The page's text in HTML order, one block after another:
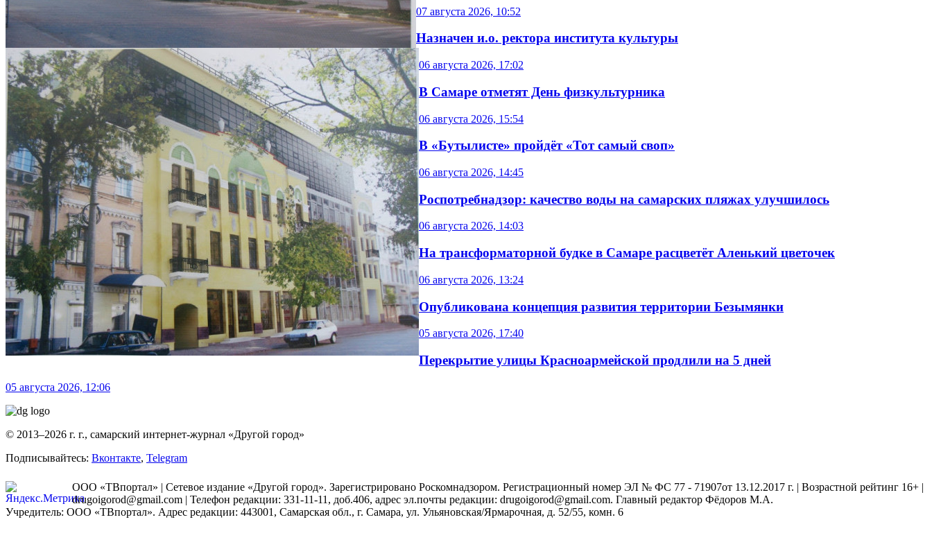
07 августа 2026, 10:52
Назначен и.о. ректора института культуры
06 августа 2026, 17:02
В Самаре отметят День физкультурника
06 августа 2026, 15:54
В «Бутылисте» пройдёт «Тот самый своп»
06 августа 2026, 14:45
Роспотребнадзор: качество воды на самарских пляжах улучшилось
06 августа 2026, 14:03
На трансформаторной будке в Самаре расцветёт Аленький цветочек
06 августа 2026, 13:24
Опубликована концепция развития территории Безымянки
05 августа 2026, 17:40
Перекрытие улицы Красноармейской продлили на 5 дней
05 августа 2026, 12:06
© 2013–2026 г. г., самарский интернет-журнал «Другой город»
Подписывайтесь: Вконтакте, Telegram
ООО «ТВпортал» | Сетевое издание «Другой город». Зарегистрировано Роскомнадзором. Регистрационный номер ЭЛ № ФС 77 - 71907от 13.12.2017 г. | Возрастной рейтинг 16+ |
drugoigorod@gmail.com | Телефон редакции: 331-11-11, доб.406, адрес эл.почты редакции: drugoigorod@gmail.com. Главный редактор Фёдоров М.А.
Учредитель: ООО «ТВпортал». Адрес редакции: 443001, Самарская обл., г. Самара, ул. Ульяновская/Ярмарочная, д. 52/55, комн. 6